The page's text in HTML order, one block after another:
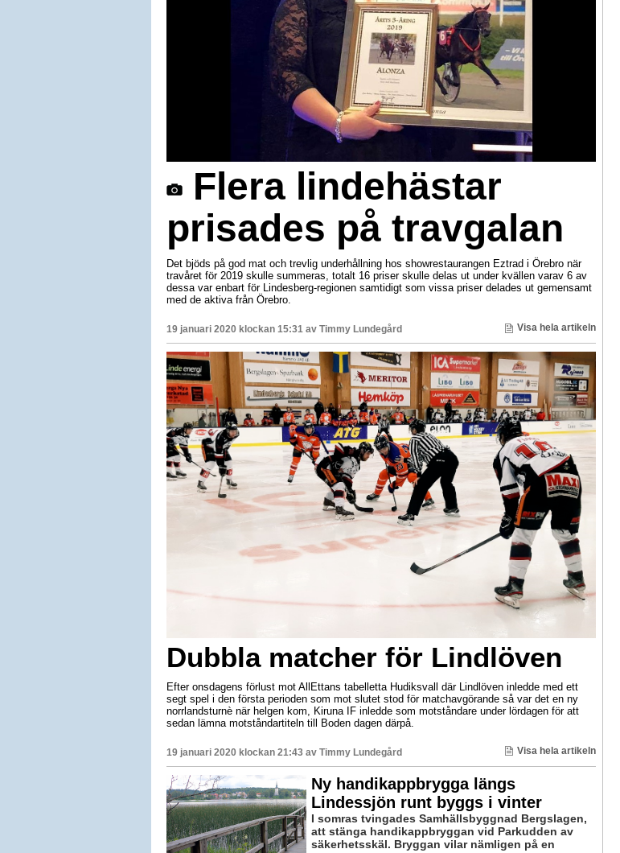
Flera lindehästar
prisades på travgalan
Det bjöds på god mat och trevlig underhållning hos showrestaurangen Eztrad i Örebro när
travåret för 2019 skulle summeras, totalt 16 priser skulle delas ut under kvällen varav 6 av
dessa var enbart för Lindesberg-regionen samtidigt som vissa priser delades ut gemensamt
med de aktiva från Örebro.
19 januari 2020 klockan 15:31 av Timmy Lundegård Visa hela artikeln
Dubbla matcher för Lindlöven
Efter onsdagens förlust mot AllEttans tabelletta Hudiksvall där Lindlöven inledde med ett
segt spel i den första perioden som mot slutet stod för matchavgörande så var det en ny
norrlandsturnè när helgen kom, Kiruna IF inledde som motståndare under lördagen för att
sedan lämna motståndartiteln till Boden dagen därpå.
19 januari 2020 klockan 21:43 av Timmy Lundegård Visa hela artikeln
Ny handikappbrygga längs
Lindessjön runt byggs i vinter
I somras tvingades Samhällsbyggnad Bergslagen,
att stänga handikappbryggan vid Parkudden av
säkerhetsskäl. Bryggan vilar nämligen på en